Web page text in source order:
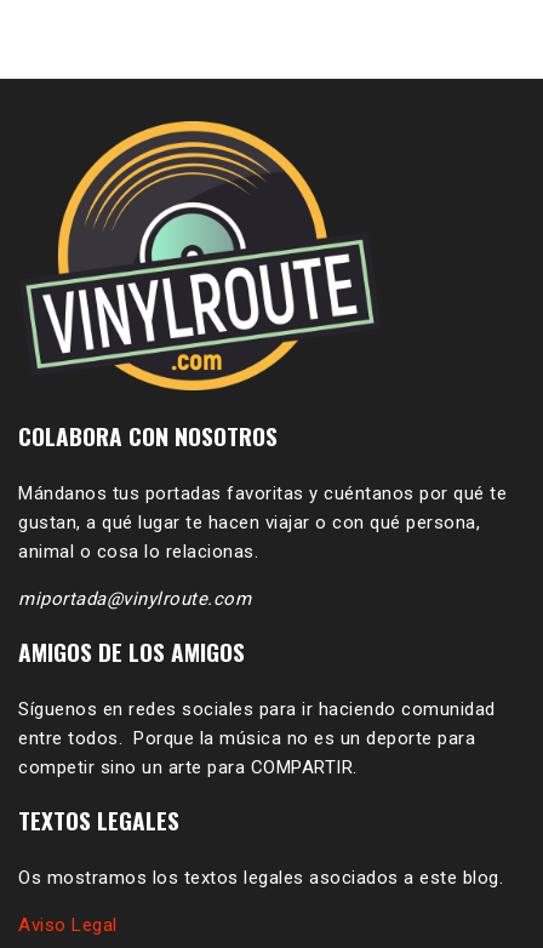
COLABORA CON NOSOTROS
Mándanos tus portadas favoritas y cuéntanos por qué te
gustan, a qué lugar te hacen viajar o con qué persona,
animal o cosa lo relacionas.
miportada@vinylroute.com
AMIGOS DE LOS AMIGOS
Síguenos en redes sociales para ir haciendo comunidad
entre todos. Porque la música no es un deporte para
competir sino un arte para COMPARTIR.
TEXTOS LEGALES
Os mostramos los textos legales asociados a este blog.
Aviso Legal